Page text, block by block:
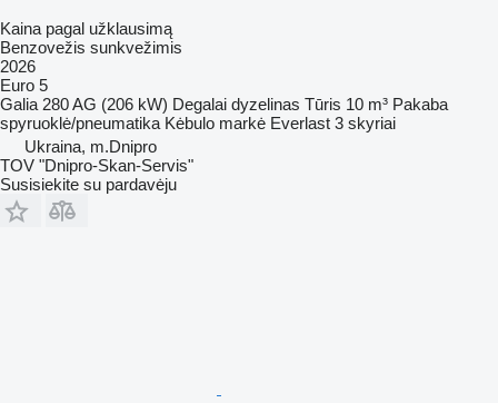
Kaina pagal užklausimą
Benzovežis sunkvežimis
2026
Euro 5
Galia 280 AG (206 kW) Degalai dyzelinas Tūris 10 m³ Pakaba
spyruoklė/pneumatika Kėbulo markė Everlast 3 skyriai
Ukraina, m.Dnipro
TOV "Dnipro-Skan-Servis"
Susisiekite su pardavėju